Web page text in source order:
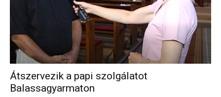
Átszervezik a papi szolgálatot
Balassagyarmaton